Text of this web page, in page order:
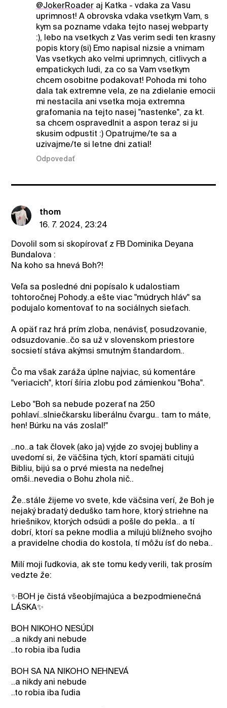
@JokerRoaderaj Katka - vdaka za Vasu
uprimnost! A obrovska vdaka vsetkym Vam, s
kym sa pozname vdaka tejto nasej webparty
:), lebo na vsetkych z Vas verim sedi ten krasny
popis ktory (si) Emo napisal nizsie a vnimam
Vas vsetkych ako velmi uprimnych, citlivych a
empatickych ludi, za co sa Vam vsetkym
chcem osobitne podakovat! Pohoda mi toho
dala tak extremne vela, ze na zdielanie emocii
mi nestacila ani vsetka moja extremna
grafomania na tejto nasej "nastenke", za kt.
sa chcem ospravedlnit a aspon teraz si ju
skusim odpustit :) Opatrujme/te sa a
uzivajme/te si letne dni zatial!
Odpovedať
thom
16. 7. 2024, 23:24
Dovolil som si skopírovať z FB Dominika Deyana
Bundalova :
Na koho sa hnevá Boh?!
Veľa sa posledné dni popísalo k udalostiam
tohtoročnej Pohody..a ešte viac "múdrych hláv" sa
podujalo komentovať to na sociálnych sieťach.
A opäť raz hrá prím zloba, nenávisť, posudzovanie,
odsuzdovanie..čo sa už v slovenskom priestore
socsietí stáva akýmsi smutným štandardom..
Čo ma však zaráža úplne najviac, sú komentáre
"veriacich", ktorí šíria zlobu pod zámienkou "Boha".
Lebo "Boh sa nebude pozerať na 250
pohlaví..slniečkarsku liberálnu čvargu.. tam to máte,
hen! Búrku na vás zoslal!"
..no..a tak človek (ako ja) vyjde zo svojej bubliny a
uvedomí si, že väčšina tých, ktorí spamäti citujú
Bibliu, bijú sa o prvé miesta na nedeľnej
omši..nevedia o Bohu zhola nič..
Že..stále žijeme vo svete, kde väčsina verí, že Boh je
nejaký bradatý deduško tam hore, ktorý striehne na
hriešnikov, ktorých odsúdi a pošle do pekla.. a tí
dobrí, ktorí sa pekne modlia a milujú blížneho svojho
a pravidelne chodia do kostola, tí môžu ísť do neba..
Milí moji ľudkovia, ak ste tomu kedy verili, tak prosím
vedzte že:
✨️BOH je čistá všeobjímajúca a bezpodmienečná
LÁSKA✨️
BOH NIKOHO NESÚDI
..a nikdy ani nebude
..to robia iba ľudia
BOH SA NA NIKOHO NEHNEVÁ
..a nikdy ani nebude
..to robia iba ľudia